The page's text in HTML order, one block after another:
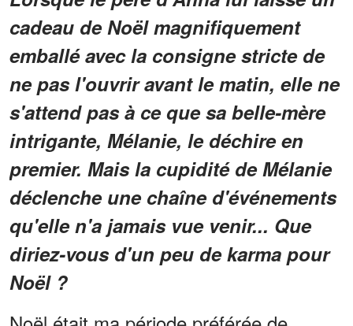
cadeau de Noël magnifiquement
emballé avec la consigne stricte de
ne pas l'ouvrir avant le matin, elle ne
s'attend pas à ce que sa belle-mère
intrigante, Mélanie, le déchire en
premier. Mais la cupidité de Mélanie
déclenche une chaîne d'événements
qu'elle n'a jamais vue venir... Que
diriez-vous d'un peu de karma pour
Noël ?